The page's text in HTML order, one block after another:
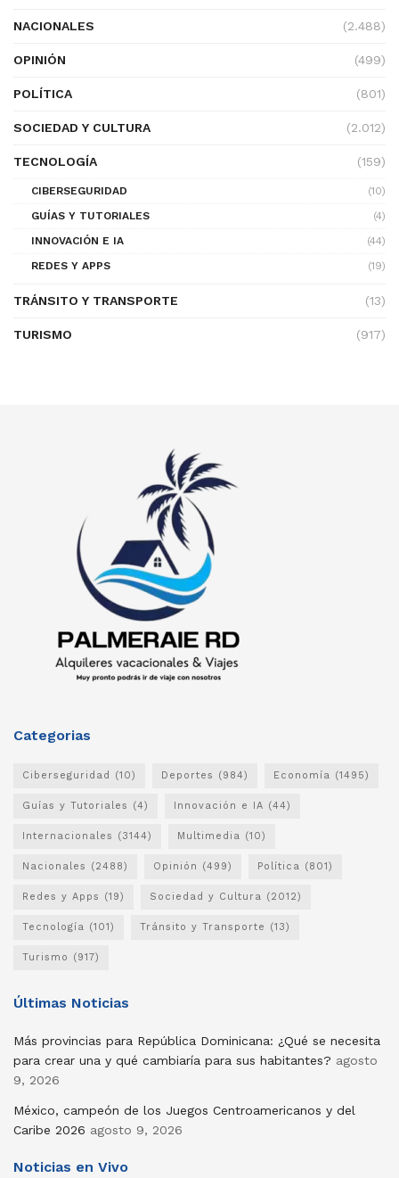
NACIONALES (2.488)
OPINIÓN (499)
POLÍTICA (801)
SOCIEDAD Y CULTURA (2.012)
TECNOLOGÍA (159)
CIBERSEGURIDAD
(10)
GUÍAS Y TUTORIALES
(4)
INNOVACIÓN E IA
(44)
REDES Y APPS
(19)
TRÁNSITO Y TRANSPORTE (13)
TURISMO (917)
Categorias
Ciberseguridad (10) Deportes (984) Economía (1495)
Guías y Tutoriales (4) Innovación e IA (44)
Internacionales (3144) Multimedia (10)
Nacionales (2488) Opinión (499) Política (801)
Redes y Apps (19) Sociedad y Cultura (2012)
Tecnología (101) Tránsito y Transporte (13)
Turismo (917)
Últimas Noticias
Más provincias para República Dominicana: ¿Qué se necesita
para crear una y qué cambiaría para sus habitantes? agosto
9, 2026
México, campeón de los Juegos Centroamericanos y del
Caribe 2026 agosto 9, 2026
Noticias en Vivo